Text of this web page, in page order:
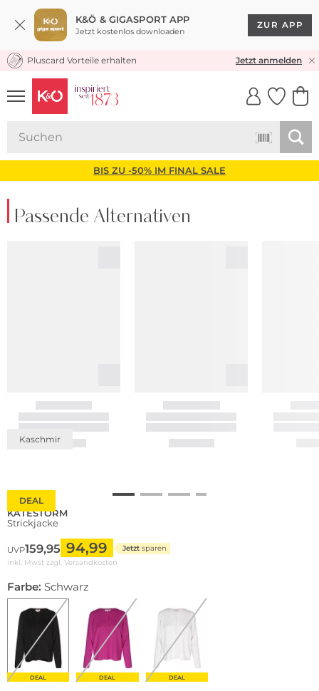
K&Ö & GIGASPORT APP
Jetzt kostenlos downloaden
ZUR APP
KOSTENLOSER VERSAND* & RÜCKVERSAND
Pluscard Vorteile erhalten Jetzt anmelden
UNSERE APP
CLICK &
BIS ZU -50% IM FINAL SALE
Passende Alternativen
DEAL
Kaschmir
KATESTORM
Strickjacke
UVP159,95 94,99 Jetzt sparen
inkl. Mwst zzgl. Versandkosten
Farbe: Schwarz
DEAL DEAL DEAL